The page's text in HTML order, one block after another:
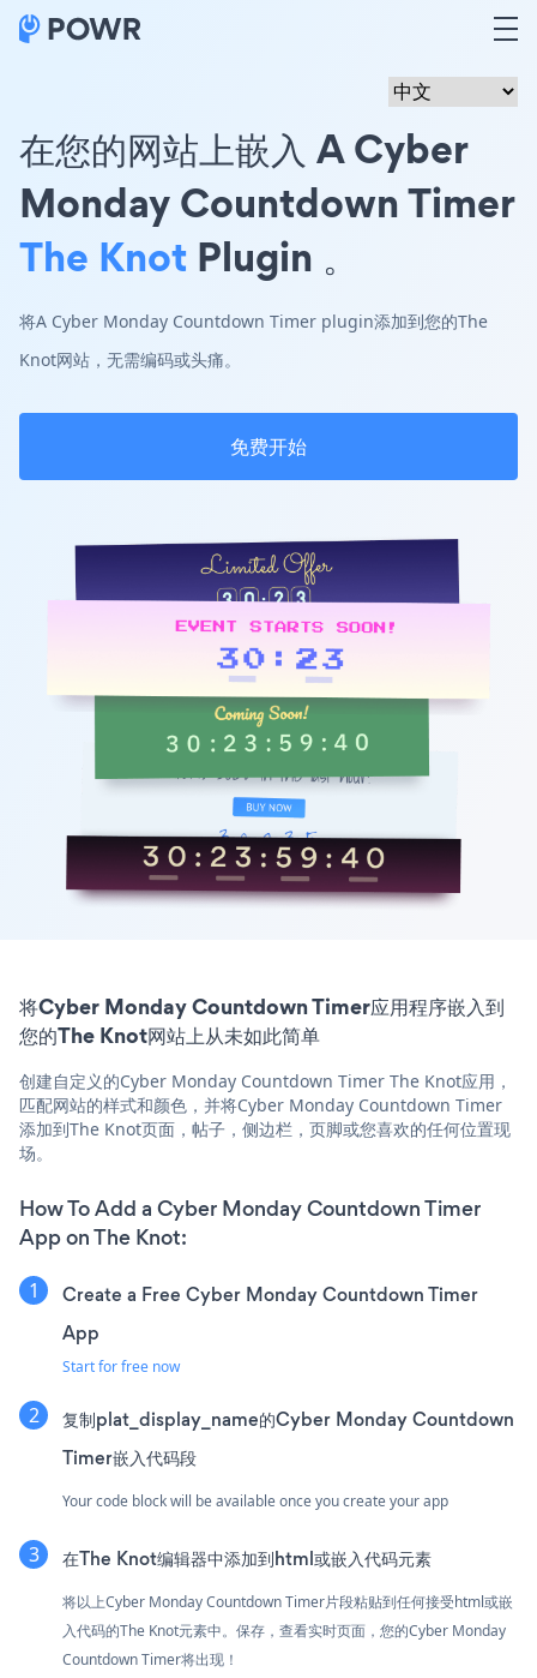
在您的网站上嵌入 A Cyber
Monday Countdown Timer
The Knot Plugin 。
将A Cyber Monday Countdown Timer plugin添加到您的The
Knot网站，无需编码或头痛。
免费开始
将Cyber Monday Countdown Timer应用程序嵌入到
您的The Knot网站上从未如此简单
创建自定义的Cyber Monday Countdown Timer The Knot应用，
匹配网站的样式和颜色，并将Cyber Monday Countdown Timer
添加到The Knot页面，帖子，侧边栏，页脚或您喜欢的任何位置现
场。
How To Add a Cyber Monday Countdown Timer
App on The Knot:
Create a Free Cyber Monday Countdown Timer
App
Start for free now
复制plat_display_name的Cyber Monday Countdown
Timer嵌入代码段
Your code block will be available once you create your app
在The Knot编辑器中添加到html或嵌入代码元素
将以上Cyber Monday Countdown Timer片段粘贴到任何接受html或嵌
入代码的The Knot元素中。保存，查看实时页面，您的Cyber Monday
Countdown Timer将出现！